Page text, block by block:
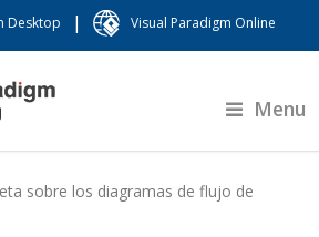
Desktop | Visual Paradigm Online
Menu
sobre los diagramas de flujo de